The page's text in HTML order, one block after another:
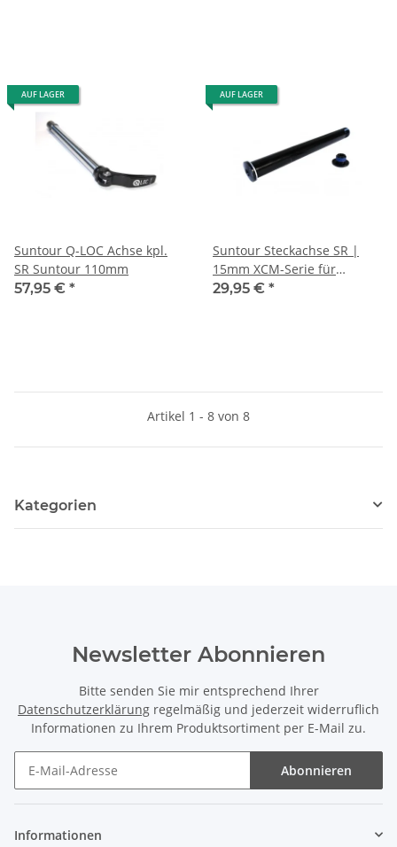
AUF LAGER
Suntour Q-LOC Achse kpl.
SR Suntour 110mm
57,95 € *
AUF LAGER
Suntour Steckachse SR |
15mm XCM-Serie für
100mm
29,95 € *
Artikel 1 - 8 von 8
Kategorien
Newsletter Abonnieren
Bitte senden Sie mir entsprechend Ihrer
Datenschutzerklärung regelmäßig und jederzeit widerruflich
Informationen zu Ihrem Produktsortiment per E-Mail zu.
Abonnieren
Informationen